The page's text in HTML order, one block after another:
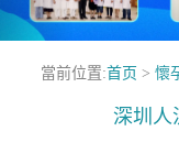
當前位置:首页 > 懷
深圳人